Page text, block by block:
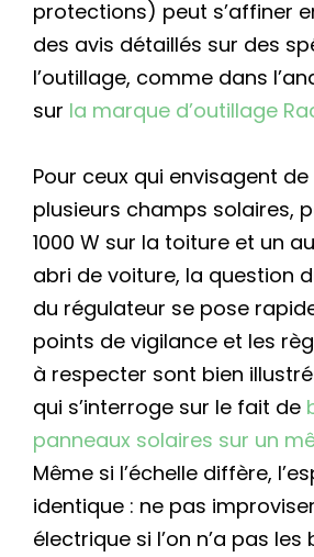
protections) peut s’affiner
des avis détaillés sur des
l’outillage, comme dans
sur la marque d’outillage
Pour ceux qui envisagent
plusieurs champs solaires,
1000 W sur la toiture et un
abri de voiture, la question
du régulateur se pose
points de vigilance et les
à respecter sont bien
qui s’interroge sur le fait de
panneaux solaires sur un
Même si l’échelle diffère,
identique : ne pas
électrique si l’on n’a pas les